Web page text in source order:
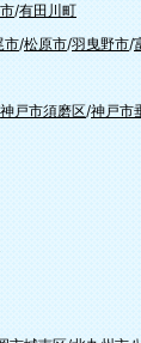
/有田川町
市/松原市/羽曳野市/
神戸市須磨区/神戸市